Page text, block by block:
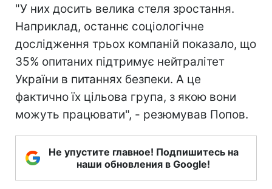
"У них досить велика стеля зростання.
Наприклад, останнє соціологічне
дослідження трьох компаній показало, що
35% опитаних підтримує нейтралітет
України в питаннях безпеки. А це
фактично їх цільова група, з якою вони
можуть працювати", - резюмував Попов.
Не упустите главное! Подпишитесь на
наши обновления в Google!